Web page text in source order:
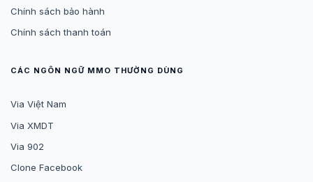
Chính sách bảo hành
Chính sách thanh toán
CÁC NGÔN NGỮ MMO THƯỜNG DÙNG
Via Việt Nam
Via XMDT
Via 902
Clone Facebook